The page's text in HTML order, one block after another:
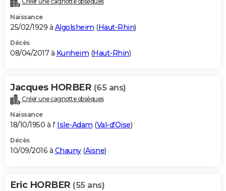
Naissance
25/02/1929 à Algolsheim (Haut-Rhin)
Décès
08/04/2017 à Kunheim (Haut-Rhin)
Jacques HORBER (65 ans)
Créer une cagnotte obsèques
Naissance
18/10/1950 à l' Isle-Adam (Val-d'Oise)
Décès
10/09/2016 à Chauny(Aisne)
Eric HORBER (55 ans)